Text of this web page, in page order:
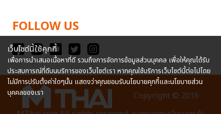
FOLLOW US
Copyright © 2016
เว็บไซต์นี้ใช้คุกกี้
เพื่อการนำเสนอเนื้อหาที่ดี รวมถึงการจัดการข้อมูลส่วนบุคคล เพื่อให้คุณได้รับ
ประสบการณ์ที่ดีบนบริการของเว็บไซต์เรา หากคุณใช้บริการเว็บไซต์นี้ต่อไปโดย
ไม่มีการปรับตั้งค่าใดๆนั้น แสดงว่าคุณยอมรับนโยบายคุกกี้และนโยบายส่วน
บุคคลของเรา